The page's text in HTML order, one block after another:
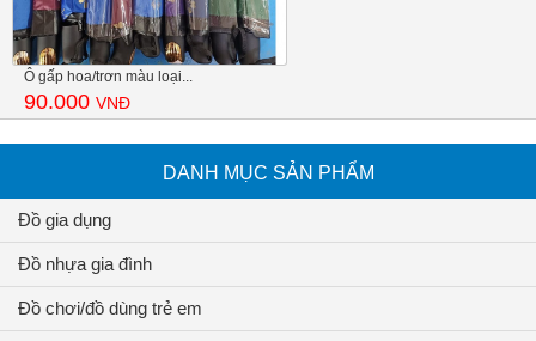
Ô gấp hoa/trơn màu loại...
90.000 VNĐ
DANH MỤC SẢN PHẨM
Đồ gia dụng
Đồ nhựa gia đình
Đồ chơi/đồ dùng trẻ em